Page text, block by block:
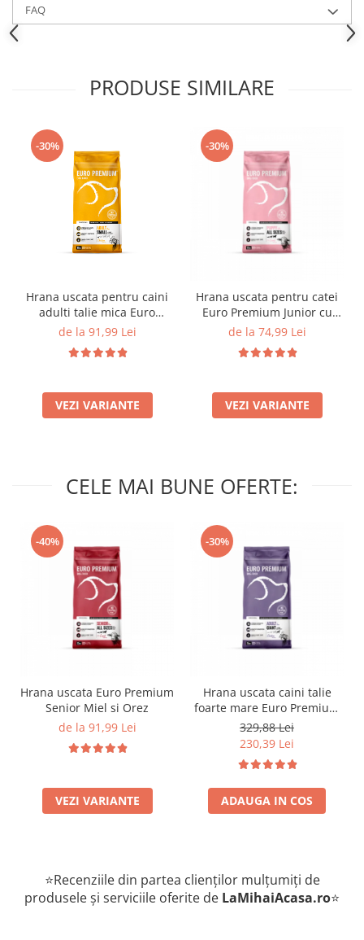
FAQ
PRODUSE SIMILARE
-30%
Hrana uscata pentru caini
adulti talie mica Euro
Premium cu miel si orez
de la 91,99 Lei
VEZI VARIANTE
-30%
Hrana uscata pentru catei
Euro Premium Junior cu
miel si orez – crestere
de la 74,99 Lei
VEZI VARIANTE
CELE MAI BUNE OFERTE:
-40%
Hrana uscata Euro Premium
Senior Miel si Orez
de la 91,99 Lei
VEZI VARIANTE
-30%
Hrana uscata caini talie
foarte mare Euro Premium
Giant Adult pui si orez 15
Kg
329,88 Lei
230,39 Lei
ADAUGA IN COS
⭐Recenziile din partea clienților mulțumiți de
produsele și serviciile oferite de LaMihaiAcasa.ro⭐